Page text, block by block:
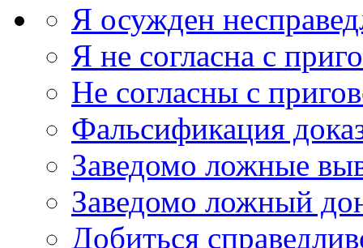
Я осужден
Я не согласна с
Не согласны с
Фальсификация
Заведомо ложные
Заведомо ложный
Добиться